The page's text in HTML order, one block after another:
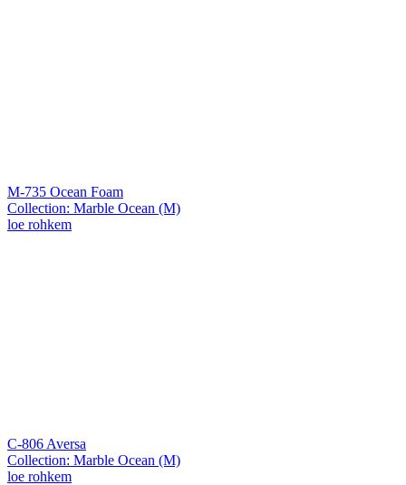
M-735 Ocean Foam
Collection: Marble Ocean (M)
loe rohkem
C-806 Aversa
Collection: Marble Ocean (M)
loe rohkem